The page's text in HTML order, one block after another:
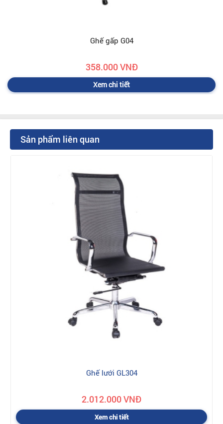
Ghế gấp G04
358.000 VNĐ
Xem chi tiết
Sản phẩm liên quan
Ghế lưới GL304
2.012.000 VNĐ
Xem chi tiết